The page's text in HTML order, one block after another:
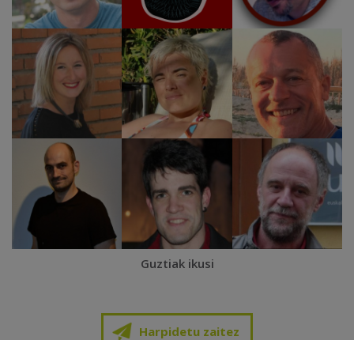
Guztiak ikusi
Harpidetu zaitez